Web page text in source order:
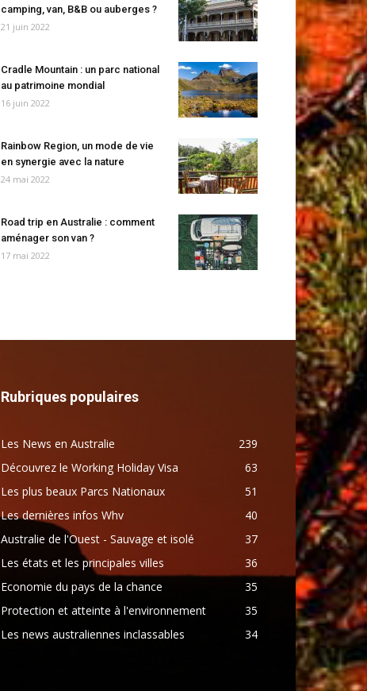
camping, van, B&B ou auberges ?
21 juin 2022
Cradle Mountain : un parc national
au patrimoine mondial
16 juin 2022
Rainbow Region, un mode de vie
en synergie avec la nature
24 mai 2022
Road trip en Australie : comment
aménager son van ?
17 mai 2022
Rubriques populaires
Les News en Australie
239
Découvrez le Working Holiday Visa
63
Les plus beaux Parcs Nationaux
51
Les dernières infos Whv
40
Australie de l'Ouest - Sauvage et isolé
37
Les états et les principales villes
36
Economie du pays de la chance
35
Protection et atteinte à l'environnement
35
Les news australiennes inclassables
34